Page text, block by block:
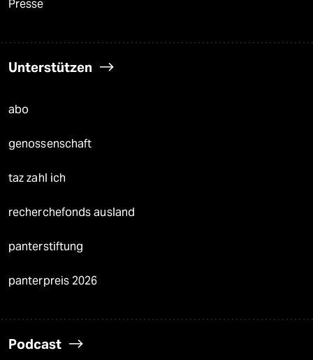
Presse
Unterstützen
abo
genossenschaft
taz zahl ich
recherchefonds ausland
panterstiftung
panterpreis 2026
Podcast